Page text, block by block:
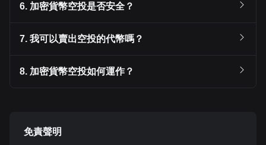
6. 加密貨幣空投是否安全？
7. 我可以賣出空投的代幣嗎？
8. 加密貨幣空投如何運作？
免責聲明